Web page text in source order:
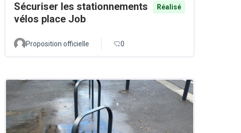
Sécuriser les stationnements
vélos place Job
Réalisé
Proposition officielle 0